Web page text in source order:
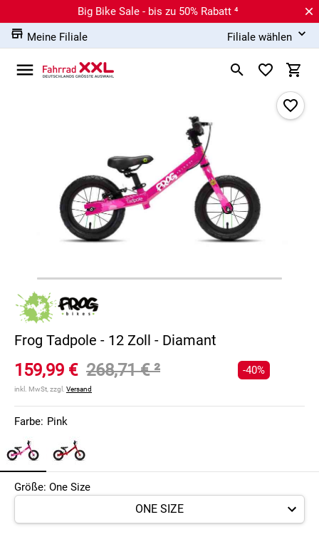
Big Bike Sale - bis zu 50% Rabatt ⁴
Meine Filiale
Filiale wählen
Frog Tadpole - 12 Zoll - Diamant
159,99 € 268,71 €²
inkl. MwSt, zzgl. Versand
-40%
Farbe: Pink
Größe: One Size